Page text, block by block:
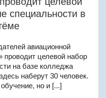
специальности в
авиационной
проводит целевой набор
на базе колледжа
наберут 30 человек.
но и [...]